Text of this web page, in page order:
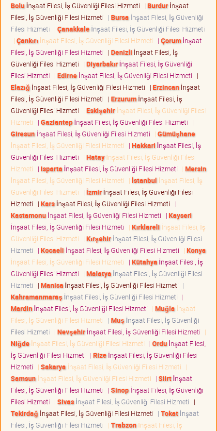
Boluİnşaat Filesi, İş Güvenliği Filesi Hizmeti | Burdurİnşaat
Filesi, İş Güvenliği Filesi Hizmeti | Bursa İnşaat Filesi, İş Güvenliği
Filesi Hizmeti | Çanakkaleİnşaat Filesi, İş Güvenliği Filesi Hizmeti
| Çankırı İnşaat Filesi, İş Güvenliği Filesi Hizmeti | Çorumİnşaat
Filesi, İş Güvenliği Filesi Hizmeti | Denizli İnşaat Filesi, İş
Güvenliği Filesi Hizmeti | Diyarbakırİnşaat Filesi, İş Güvenliği
Filesi Hizmeti | Edirneİnşaat Filesi, İş Güvenliği Filesi Hizmeti |
Elazığ İnşaat Filesi, İş Güvenliği Filesi Hizmeti | Erzincanİnşaat
Filesi, İş Güvenliği Filesi Hizmeti | Erzurumİnşaat Filesi, İş
Güvenliği Filesi Hizmeti | Eskişehirİnşaat Filesi, İş Güvenliği Filesi
Hizmeti | Gaziantepİnşaat Filesi, İş Güvenliği Filesi Hizmeti |
Giresunİnşaat Filesi, İş Güvenliği Filesi Hizmeti | Gümüşhane
İnşaat Filesi, İş Güvenliği Filesi Hizmeti | Hakkari İnşaat Filesi, İş
Güvenliği Filesi Hizmeti | Hatayİnşaat Filesi, İş Güvenliği Filesi
Hizmeti | Isparta İnşaat Filesi, İş Güvenliği Filesi Hizmeti | Mersin
İnşaat Filesi, İş Güvenliği Filesi Hizmeti | İstanbul İnşaat Filesi, İş
Güvenliği Filesi Hizmeti | İzmirİnşaat Filesi, İş Güvenliği Filesi
Hizmeti | Karsİnşaat Filesi, İş Güvenliği Filesi Hizmeti |
Kastamonuİnşaat Filesi, İş Güvenliği Filesi Hizmeti | Kayseri
İnşaat Filesi, İş Güvenliği Filesi Hizmeti | Kırklareli İnşaat Filesi, İş
Güvenliği Filesi Hizmeti | Kırşehirİnşaat Filesi, İş Güvenliği Filesi
Hizmeti | Kocaeli İnşaat Filesi, İş Güvenliği Filesi Hizmeti | Konya
İnşaat Filesi, İş Güvenliği Filesi Hizmeti | Kütahya İnşaat Filesi, İş
Güvenliği Filesi Hizmeti | Malatya İnşaat Filesi, İş Güvenliği Filesi
Hizmeti | Manisa İnşaat Filesi, İş Güvenliği Filesi Hizmeti |
Kahramanmaraş İnşaat Filesi, İş Güvenliği Filesi Hizmeti |
Mardinİnşaat Filesi, İş Güvenliği Filesi Hizmeti | Muğla İnşaat
Filesi, İş Güvenliği Filesi Hizmeti | Muş İnşaat Filesi, İş Güvenliği
Filesi Hizmeti | Nevşehirİnşaat Filesi, İş Güvenliği Filesi Hizmeti |
Niğdeİnşaat Filesi, İş Güvenliği Filesi Hizmeti | Orduİnşaat Filesi,
İş Güvenliği Filesi Hizmeti | Rizeİnşaat Filesi, İş Güvenliği Filesi
Hizmeti | Sakarya İnşaat Filesi, İş Güvenliği Filesi Hizmeti |
Samsunİnşaat Filesi, İş Güvenliği Filesi Hizmeti | Siirtİnşaat
Filesi, İş Güvenliği Filesi Hizmeti | Sinopİnşaat Filesi, İş Güvenliği
Filesi Hizmeti | Sivasİnşaat Filesi, İş Güvenliği Filesi Hizmeti |
Tekirdağ İnşaat Filesi, İş Güvenliği Filesi Hizmeti | Tokatİnşaat
Filesi, İş Güvenliği Filesi Hizmeti | Trabzonİnşaat Filesi, İş